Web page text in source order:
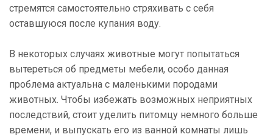
стремятся самостоятельно стряхивать с себя
оставшуюся после купания воду.
В некоторых случаях животные могут попытаться
вытереться об предметы мебели, особо данная
проблема актуальна с маленькими породами
животных. Чтобы избежать возможных неприятных
последствий, стоит уделить питомцу немного больше
времени, и выпускать его из ванной комнаты лишь